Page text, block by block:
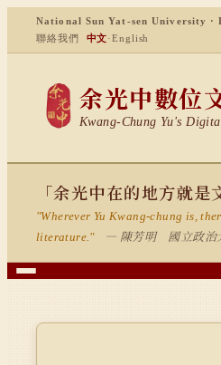
National Sun Yat-sen University ·
聯絡我們
中文·English
余光中數位
Kwang-Chung Yu's
「余光中在的地方就是
"Wherever Yu Kwang-chung is,
literature."
— 陳芳明 國立政治